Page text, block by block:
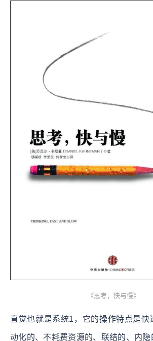
《思考，快与慢》
直觉也就是系统1，它的操作特点是快
动化的、不耗费资源的、联结的、内